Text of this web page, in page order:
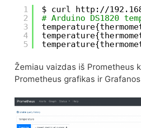
1
2
3
4
5
$ curl http: //192
# Arduino DS1820
Žemiau vaizdas iš Prometheus
Prometheus grafikas ir